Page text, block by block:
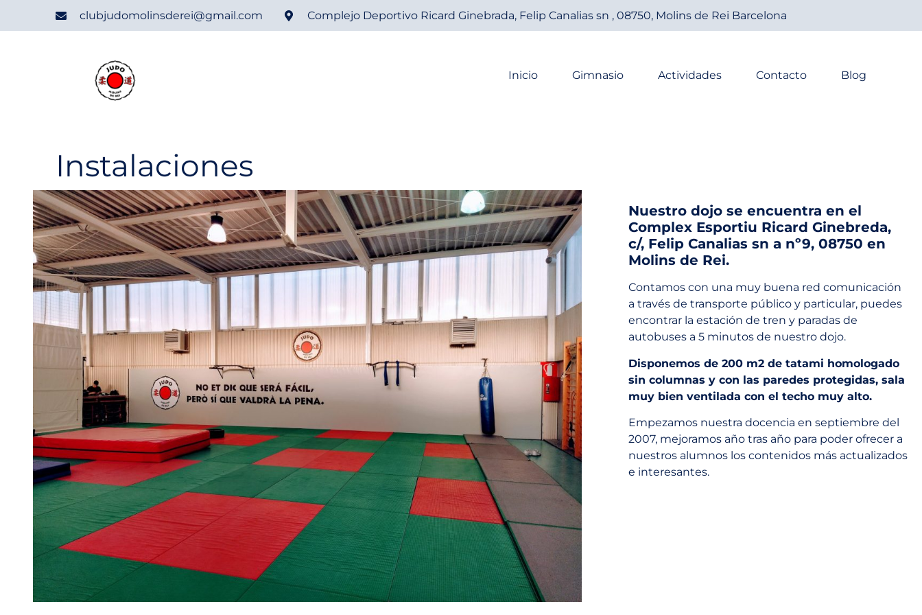
clubjudomolinsderei@gmail.com Complejo Deportivo Ricard Ginebrada, Felip Canalias sn , 08750, Molins de Rei Barcelona
Inicio Gimnasio Actividades Contacto Blog
Instalaciones
Nuestro dojo se encuentra en el
Complex Esportiu Ricard Ginebreda,
c/, Felip Canalias sn a nº9, 08750 en
Molins de Rei.
Contamos con una muy buena red comunicación
a través de transporte público y particular, puedes
encontrar la estación de tren y paradas de
autobuses a 5 minutos de nuestro dojo.
Disponemos de 200 m2 de tatami homologado
sin columnas y con las paredes protegidas, sala
muy bien ventilada con el techo muy alto.
Empezamos nuestra docencia en septiembre del
2007, mejoramos año tras año para poder ofrecer a
nuestros alumnos los contenidos más actualizados
e interesantes.